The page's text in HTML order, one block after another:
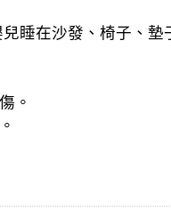
睡在沙發、椅子、墊
。